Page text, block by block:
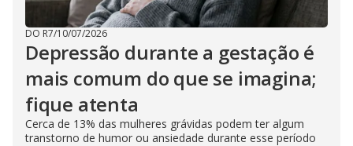
DO R7/10/07/2026
Depressão durante a gestação é
mais comum do que se imagina;
fique atenta
Cerca de 13% das mulheres grávidas podem ter algum
transtorno de humor ou ansiedade durante esse período